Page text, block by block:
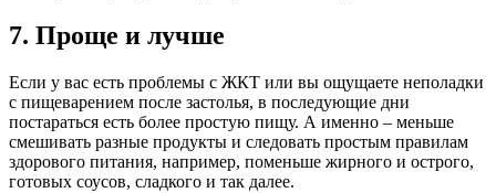
7. Проще и лучше
Если у вас есть проблемы с ЖКТ или вы ощущаете неполадки
с пищеварением после застолья, в последующие дни
постараться есть более простую пищу. А именно – меньше
смешивать разные продукты и следовать простым правилам
здорового питания, например, поменьше жирного и острого,
готовых соусов, сладкого и так далее.